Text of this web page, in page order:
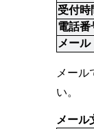
受付時
電話番
メール
メー
い。
メール